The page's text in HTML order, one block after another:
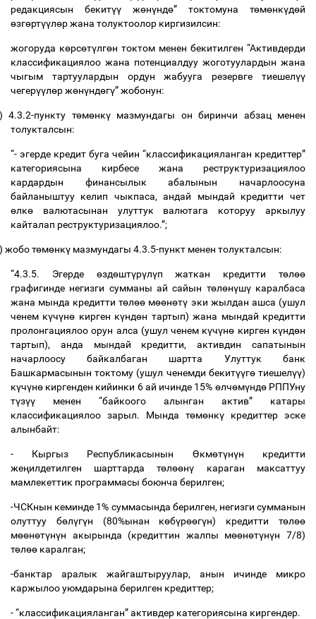
редакциясын
бекитүү жөнүндө” токтомуна төмөнкүдөй
өзгөртүүлөржана толуктоолор киргизилсин:
жогоруда көрсөтүлгөн токтом менен бекитилген “Активдерди
классификациялоо жана потенциалдуу жоготуулардын жана
чыгым
тартуулардын ордун жабууга резервге тиешелүү
чегерүүлөржөнүндөгү”жобонун:
4.3.2-пункту төмөнкү мазмундагы он биринчи абзац
менен
толукталсын:
“- эгерде кредит буга чейин “классификацияланган кредиттер”
категориясына
кирбесе жана
реструктуризациялоо
кардардын
финансылык абалынын
начарлоосуна
байланыштуу келип чыкпаса,андай мындай кредитти
чет
өлкө валютасынан улуттук валютага которуу
аркылуу
кайталап реструктуризациялоо.”;
жоботөмөнкү мазмундагы 4.3.5-пункт менен толукталсын:
“4.3.5. Эгерде өздөштүрүлүп жаткан кредитти төлөө
графигинде негизги сумманы ай сайын төлөнүшү каралбаса
жана мында кредитти төлөө мөөнөтү эки жылдан ашса (ушул
ченем күчүнө кирген күндөн тартып)жана мындай кредитти
пролонгациялоо орун алса (ушул ченем күчүнө кирген күндөн
тартып), анда мындай кредитти,активдин
сапатынын
начарлоосу
байкалбаган шартта Улуттук
банк
Башкармасынын токтому (ушул ченемди бекитүүгө тиешелүү)
күчүнө киргенден кийинки 6ай ичинде 15% өлчөмүндө РППУну
түзүү менен “байкоого алынган актив” катары
классификациялоо зарыл. Мында төмөнкү кредиттер эске
алынбайт:
- Кыргыз Республикасынын Өкмөтүнүн
кредитти
жеңилдетилген шарттарда төлөөнү караган
максаттуу
мамлекеттик программасы боюнча берилген;
-ЧСКнын кеминде 1% суммасында берилген, негизги сумманын
олуттуу
бөлүгүн (80%ынан көбүрөөгүн) кредитти төлөө
мөөнөтүнүн акырында (кредиттин жалпы мөөнөтүнүн 7/8)
төлөө каралган;
-банктар аралык жайгаштыруулар, анын ичинде
микро
каржылооуюмдарына берилген кредиттер;
- “классификацияланган”активдер категориясына киргендер.